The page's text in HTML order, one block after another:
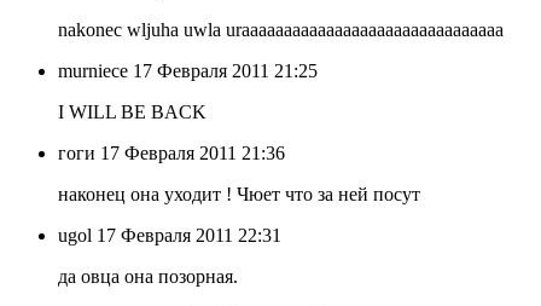
nakonec wljuha uwla uraaaaaaaaaaaaaaaaaaaaaaaaaaaaaaa
murniece 17 Февраля 2011 21:25
I WILL BE BACK
гоги 17 Февраля 2011 21:36
наконец она уходит ! Чюет что за ней посут
ugol 17 Февраля 2011 22:31
да овца она позорная.